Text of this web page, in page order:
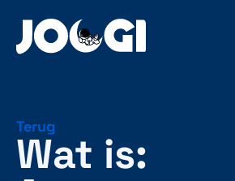
Terug
Wat is: